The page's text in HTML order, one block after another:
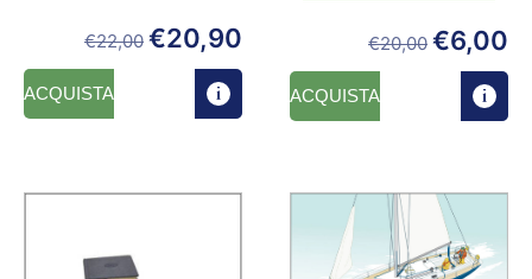
€22,00 €20,90
ACQUISTA
€20,00 €6,00
ACQUISTA